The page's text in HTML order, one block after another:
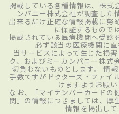
掲載している各種情報は、株式
ンパニー株式会社が調査した
出来るだけ正確な情報掲載に努
に保証するもので
掲載されている医療機関へ受診
必ず該当の医療機関に直
当サービスによって生じた損
ク、およびミーカンパニー株式
切負わないものとします。 情
手数ですがドクターズ・ファイ
けますようお願い
なお、「マイナンバーカードの
関」の情報につきましては、厚
情報を掲出して